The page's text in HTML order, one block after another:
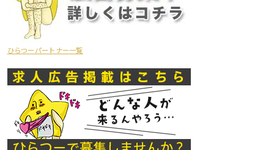
ひらつーパートナー一覧